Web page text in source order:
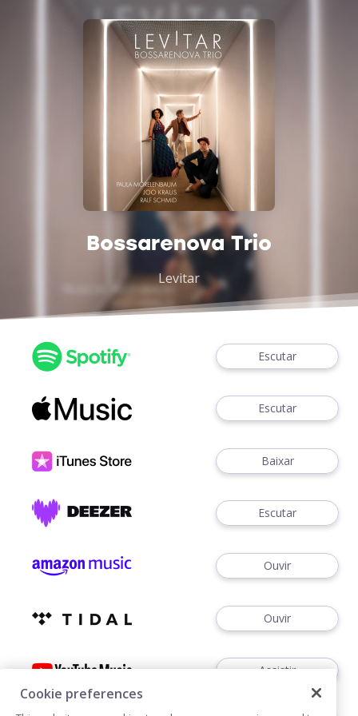
Bossarenova Trio
Levitar
Escutar
Escutar
Baixar
Escutar
Ouvir
Ouvir
Assistir
Cookie preferences